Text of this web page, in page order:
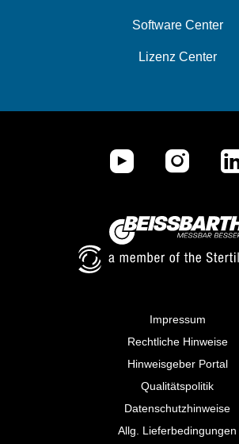
Software Center
Lizenz Center
Impressum
Rechtliche Hinweise
Hinweisgeber Portal
Qualitätspolitik
Datenschutzhinweise
Allg. Lieferbedingungen